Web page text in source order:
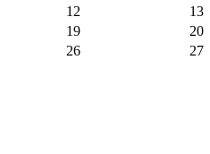
12
13
19
20
26
27